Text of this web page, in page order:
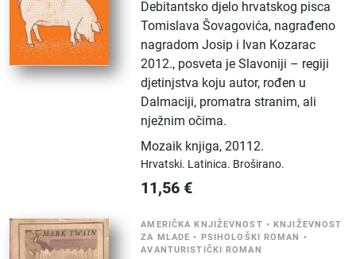
Debitantsko djelo hrvatskog pisca
Tomislava Šovagovića, nagrađeno
nagradom Josip i Ivan Kozarac
2012., posveta je Slavoniji – regiji
djetinjstva koju autor, rođen u
Dalmaciji, promatra stranim, ali
nježnim očima.
Mozaik knjiga,20112.
Hrvatski. Latinica. Broširano.
11,56 €
AMERIČKA KNJIŽEVNOST •KNJIŽEVNOST
ZA MLADE • PSIHOLOŠKI ROMAN •
AVANTURISTIČKI ROMAN